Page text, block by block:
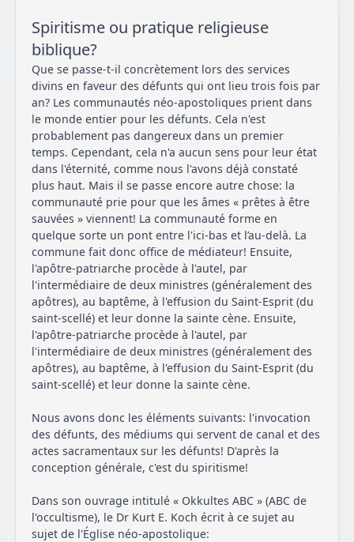
Spiritisme ou pratique religieuse
biblique?
Que se passe-t-il concrètement lors des services
divins en faveur des défunts qui ont lieu trois fois par
an? Les communautés néo-apostoliques prient dans
le monde entier pour les défunts. Cela n'est
probablement pas dangereux dans un premier
temps. Cependant, cela n'a aucun sens pour leur état
dans l'éternité, comme nous l'avons déjà constaté
plus haut. Mais il se passe encore autre chose: la
communauté prie pour que les âmes « prêtes à être
sauvées » viennent! La communauté forme en
quelque sorte un pont entre l'ici-bas et l’au-delà. La
commune fait donc office de médiateur! Ensuite,
l'apôtre-patriarche procède à l'autel, par
l'intermédiaire de deux ministres (généralement des
apôtres), au baptême, à l'effusion du Saint-Esprit (du
saint-scellé) et leur donne la sainte cène. Ensuite,
l'apôtre-patriarche procède à l'autel, par
l'intermédiaire de deux ministres (généralement des
apôtres), au baptême, à l'effusion du Saint-Esprit (du
saint-scellé) et leur donne la sainte cène.
Nous avons donc les éléments suivants: l'invocation
des défunts, des médiums qui servent de canal et des
actes sacramentaux sur les défunts! D'après la
conception générale, c'est du spiritisme!
Dans son ouvrage intitulé « Okkultes ABC » (ABC de
l'occultisme), le Dr Kurt E. Koch écrit à ce sujet au
sujet de l'Église néo-apostolique: